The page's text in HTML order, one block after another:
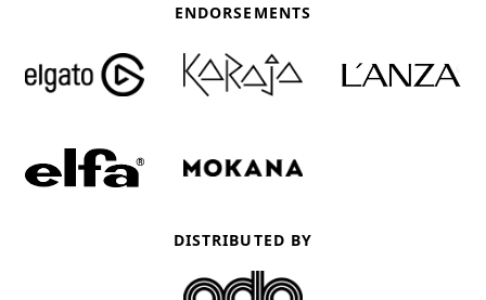
ENDORSEMENTS
DISTRIBUTED BY